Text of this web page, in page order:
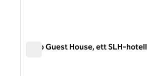
Roso Guest House, ett SLH-hotell